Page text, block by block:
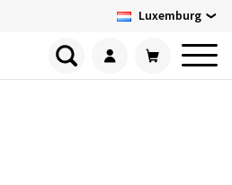
Luxemburg